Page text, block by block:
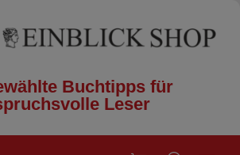
Buchtipps für
Leser